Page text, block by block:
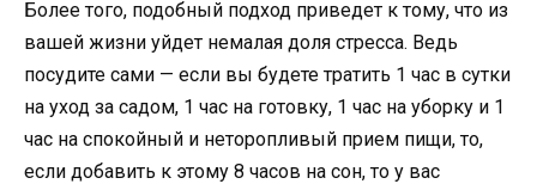
Более того, подобный подход приведет к тому, что из
вашей жизни уйдет немалая доля стресса. Ведь
посудите сами — если вы будете тратить 1 час в сутки
на уход за садом, 1 час на готовку, 1 час на уборку и 1
час на спокойный и неторопливый прием пищи, то,
если добавить к этому 8 часов на сон, то у вас